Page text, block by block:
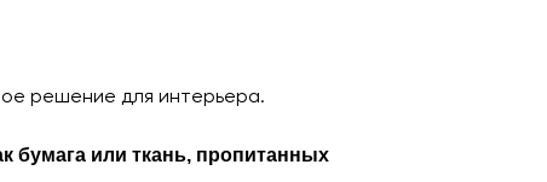
решение для интерьера.
бумага или ткань, пропитанных